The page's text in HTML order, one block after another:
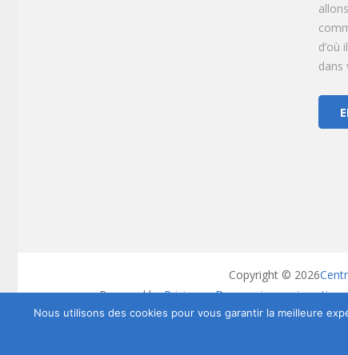
d’où
dans
Copyright © 2026
Powered byPrivium – Des services qui
RGPD –
Nous utilisons des cookies pour vous garantir la meilleure